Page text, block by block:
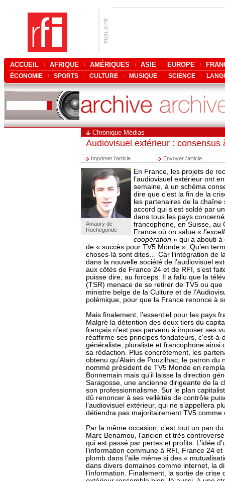
ACCUEIL AFRIQUE AMÉRIQUES ASIE EUROPE
ÉCONOMIE SPORTS CULTURE MUSIQUE SCIENCE
Chronique Médias
Audiovisuel extérieur : consensus
Imprimer l'article Envoyer l'article
Amaury de
Rochegonde
En France, les projets de
l’audiovisuel extérieur ont
semaine, à un schéma
dire que c’est la fin de la
les partenaires de la
accord qui s’est soldé par
dans tous les pays
francophone, en Suisse, au
France où on salue «
coopération » qui a abouti à
de « succès pour TV5 Monde ». Qu’en
choses-là sont dites… Car l’intégration de
dans la nouvelle société de l’audiovisuel
aux côtés de France 24 et de RFI, s’est
puisse dire, au forceps. Il a fallu que la
(TSR) menace de se retirer de TV5 ou que
ministre belge de la Culture et de
polémique, pour que la France renonce à
Mais finalement, l’essentiel pour les pays
Malgré la détention des deux tiers du
français n’est pas parvenu à imposer ses
réaffirme ses principes fondateurs, c'est-à-
généraliste, pluraliste et francophone ainsi
sa rédaction. Plus concrètement, les
obtenu qu’Alain de Pouzilhac, le patron du
nommé président de TV5 Monde en
Bonnemain mais qu’il laisse la direction
Saragosse, une ancienne dirigeante de la
son professionnalisme. Sur le plan
dû renoncer à ses velléités de contrôle
l’audiovisuel extérieur, qui ne s’appellera
détiendra pas majoritairement TV5 comme
Par la même occasion, c’est tout un pan
Marc Benamou, l’ancien et très
qui est passé par pertes et profits. L’idée
l’information commune à RFI, France 24
plomb dans l’aile même si des «
dans divers domaines comme internet, la
l’information. Finalement, la sortie de crise